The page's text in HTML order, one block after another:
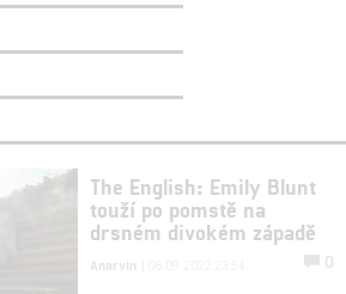
The English: Emily Blunt
touží po pomstě na
drsném divokém západě
Anarvin 0